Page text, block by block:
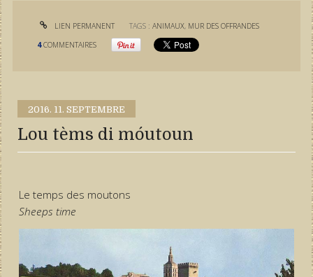
LIEN PERMANENT TAGS :ANIMAUX, MUR DES OFFRANDES
4 COMMENTAIRES
2016. 11. SEPTEMBRE
Lou tèms di móutoun
Le temps des moutons
Sheeps time